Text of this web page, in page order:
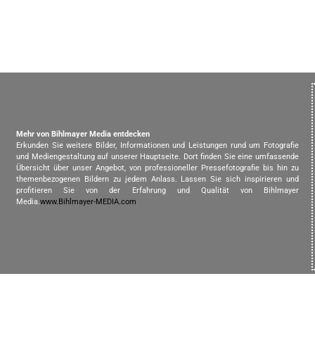
Mehr von Bihlmayer Media entdecken
Erkunden Sie weitere Bilder, Informationen und Leistungen rund um Fotografie
und Mediengestaltung auf unserer Hauptseite. Dort finden Sie eine umfassende
Übersicht über unser Angebot, von professioneller Pressefotografie bis hin zu
themenbezogenen Bildern zu jedem Anlass. Lassen Sie sich inspirieren und
profitieren Sie von der Erfahrung und Qualität von Bihlmayer
Media.www.Bihlmayer-MEDIA.com